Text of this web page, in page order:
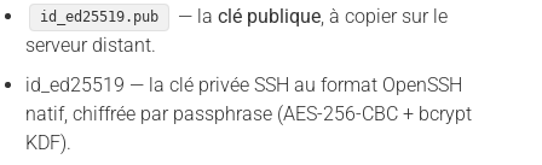
id_ed25519.pub — laclé publique , à copier sur le
serveur distant.
id_ed25519 — la clé privée SSH au format OpenSSH
natif, chiffrée par passphrase (AES-256-CBC + bcrypt
KDF).